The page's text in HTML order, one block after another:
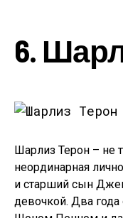
6.
Шарлиз Терон – не
неординарная
и старший сын
девочкой. Два года